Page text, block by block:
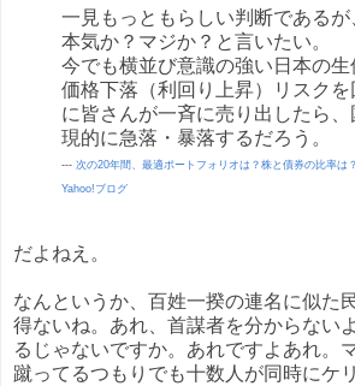
一見もっともらしい判断であるが
本気か？マジか？と言いたい。
今でも横並び意識の強い日本の
価格下落（利回り上昇）リスク
に皆さんが一斉に売り出したら
現的に急落・暴落するだろう。
--- 次の20年間、最適ポートフォリオは？株と債券の比率は
Yahoo!ブログ
だよねえ。
なんというか、百姓一揆の連名に似た
得ないね。あれ、首謀者を分からない
るじゃないですか。あれですよあれ。
蹴ってるつもりでも十数人が同時にケ